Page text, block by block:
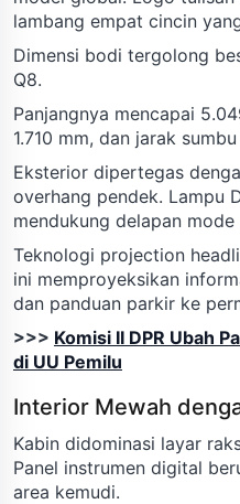
lambang empat cincin
Dimensi bodi tergolong
Q8.
Panjangnya mencapai
1.710 mm, dan jarak
Eksterior dipertegas
overhang pendek. Lampu
mendukung delapan mode
Teknologi projection
ini memproyeksikan
dan panduan parkir ke
>>> Komisi II DPR Ubah
di UU Pemilu
Interior Mewah
Kabin didominasi layar
Panel instrumen digital
area kemudi.